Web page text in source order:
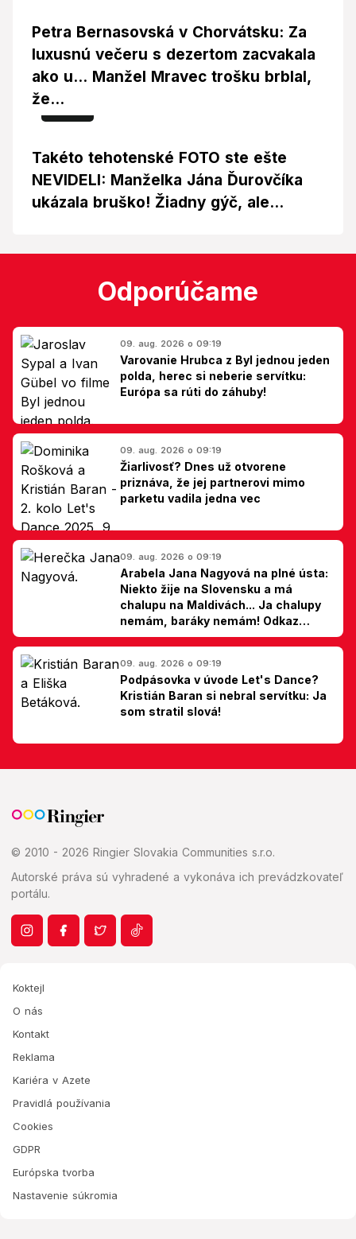
Petra Bernasovská v Chorvátsku: Za
luxusnú večeru s dezertom zacvakala
ako u... Manžel Mravec trošku brblal,
že...
Foto
Takéto tehotenské FOTO ste ešte
NEVIDELI: Manželka Jána Ďurovčíka
ukázala bruško! Žiadny gýč, ale...
Odporúčame
09. aug. 2026 o 09:19
Varovanie Hrubca z Byl jednou jeden
polda, herec si neberie servítku:
Európa sa rúti do záhuby!
09. aug. 2026 o 09:19
Žiarlivosť? Dnes už otvorene
priznáva, že jej partnerovi mimo
parketu vadila jedna vec
09. aug. 2026 o 09:19
Arabela Jana Nagyová na plné ústa:
Niekto žije na Slovensku a má
chalupu na Maldivách... Ja chalupy
nemám, baráky nemám! Odkaz
Slovákom
09. aug. 2026 o 09:19
Podpásovka v úvode Let's Dance?
Kristián Baran si nebral servítku: Ja
som stratil slová!
© 2010 - 2026 Ringier Slovakia Communities s.r.o.
Autorské práva sú vyhradené a vykonáva ich prevádzkovateľ
portálu.
Koktejl
O nás
Kontakt
Reklama
Kariéra v Azete
Pravidlá používania
Cookies
GDPR
Európska tvorba
Nastavenie súkromia